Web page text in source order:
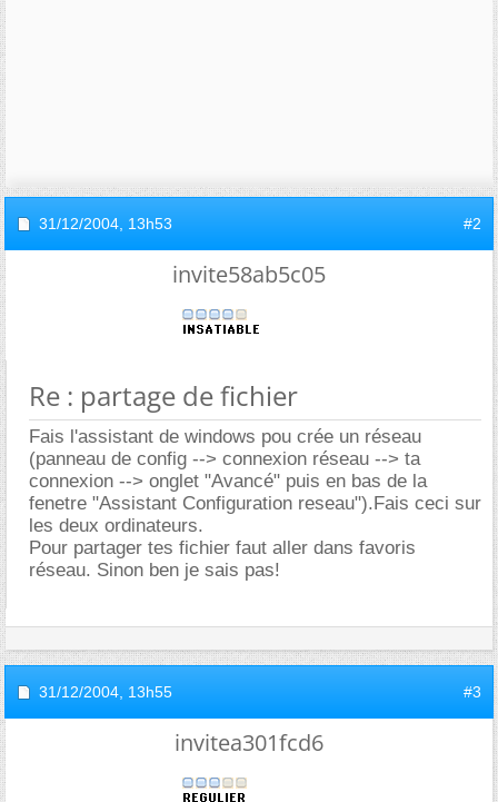
31/12/2004, 13h53 #2
invite58ab5c05
Re : partage de fichier
Fais l'assistant de windows pou crée un réseau
(panneau de config --> connexion réseau --> ta
connexion --> onglet "Avancé" puis en bas de la
fenetre "Assistant Configuration reseau").Fais ceci sur
les deux ordinateurs.
Pour partager tes fichier faut aller dans favoris
réseau. Sinon ben je sais pas!
31/12/2004, 13h55 #3
invitea301fcd6